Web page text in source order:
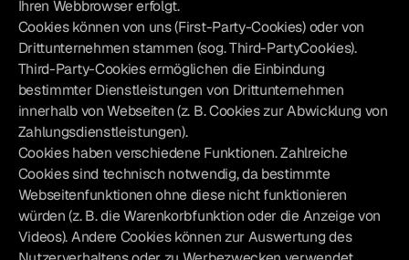
Ihren Webbrowser erfolgt.
Cookies können von uns (First-Party-Cookies) oder von
Drittunternehmen stammen (sog. Third-PartyCookies).
Third-Party-Cookies ermöglichen die Einbindung
bestimmter Dienstleistungen von Drittunternehmen
innerhalb von Webseiten (z. B. Cookies zur Abwicklung von
Zahlungsdienstleistungen).
Cookies haben verschiedene Funktionen. Zahlreiche
Cookies sind technisch notwendig, da bestimmte
Webseitenfunktionen ohne diese nicht funktionieren
würden (z. B. die Warenkorbfunktion oder die Anzeige von
Videos). Andere Cookies können zur Auswertung des